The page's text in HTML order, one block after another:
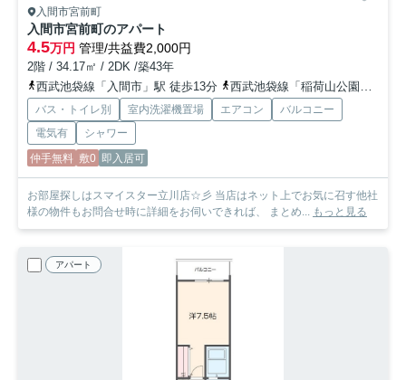
入間市宮前町
入間市宮前町のアパート
4.5万円 管理/共益費2,000円
2階 / 34.17㎡ / 2DK /築43年
西武池袋線「入間市」駅 徒歩13分
西武池袋線「稲荷山公園」駅 徒歩24分
バス・トイレ別 室内洗濯機置場 エアコン
バルコニー
電気有
シャワー
仲手無料 敷0 即入居可
お部屋探しはスマイスター立川店☆彡 当店はネット上でお気に召す他社
様の物件もお問合せ時に詳細をお伺いできれば、 まとめ... もっと見る
アパート